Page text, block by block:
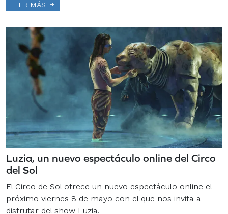
LEER MÁS
Luzia, un nuevo espectáculo online del Circo
del Sol
El Circo de Sol ofrece un nuevo espectáculo online el
próximo viernes 8 de mayo con el que nos invita a
disfrutar del show Luzia.